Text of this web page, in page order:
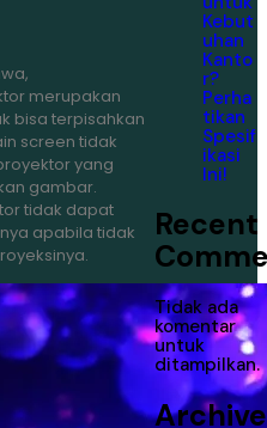
merupakan
bisa terpisahkan
screen tidak
yang
gambar.
tidak dapat
apabila tidak
Kebut
uhan
Kanto
r?
Perha
tikan
Spesif
ikasi
Ini!
Recent
Tidak ada
komentar
untuk
ditampilkan.